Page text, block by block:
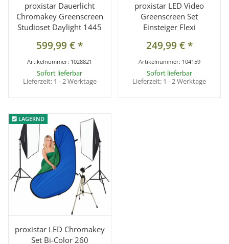
proxistar Dauerlicht
Chromakey Greenscreen
Studioset Daylight 1445
599,99 €*
Artikelnummer: 1028821
Sofort lieferbar
Lieferzeit: 1 - 2 Werktage
proxistar LED Video
Greenscreen Set
Einsteiger Flexi
249,99 €*
Artikelnummer: 104159
Sofort lieferbar
Lieferzeit: 1 - 2 Werktage
LAGERND
LAGERND
proxistar LED Chromakey
Set Bi-Color 260